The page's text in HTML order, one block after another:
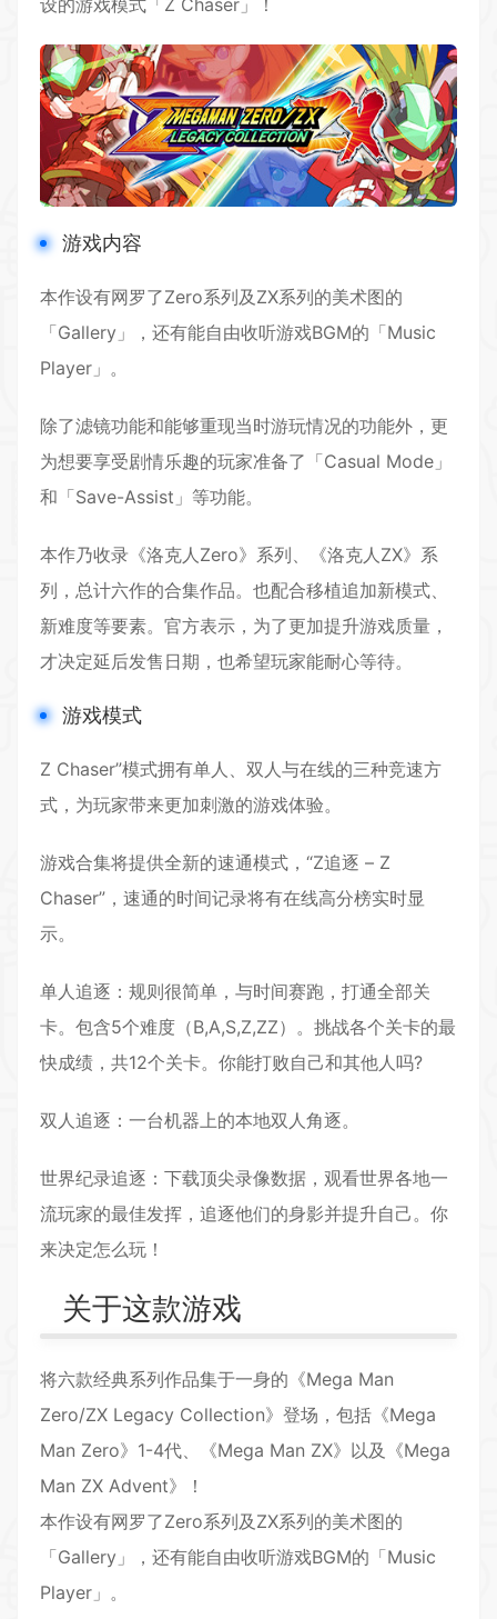
游戏内容
本作设有网罗了Zero系列及ZX系列的美术图的
「Gallery」，还有能自由收听游戏BGM的「Music
Player」。
除了滤镜功能和能够重现当时游玩情况的功能外，更
为想要享受剧情乐趣的玩家准备了「Casual Mode」
和「Save-Assist」等功能。
本作乃收录《洛克人Zero》系列、《洛克人ZX》系
列，总计六作的合集作品。也配合移植追加新模式、
新难度等要素。官方表示，为了更加提升游戏质量，
才决定延后发售日期，也希望玩家能耐心等待。
游戏模式
Z Chaser”模式拥有单人、双人与在线的三种竞速方
式，为玩家带来更加刺激的游戏体验。
游戏合集将提供全新的速通模式，“Z追逐 – Z
Chaser”，速通的时间记录将有在线高分榜实时显
示。
单人追逐：规则很简单，与时间赛跑，打通全部关
卡。包含5个难度（B,A,S,Z,ZZ）。挑战各个关卡的最
快成绩，共12个关卡。你能打败自己和其他人吗?
双人追逐：一台机器上的本地双人角逐。
世界纪录追逐：下载顶尖录像数据，观看世界各地一
流玩家的最佳发挥，追逐他们的身影并提升自己。你
来决定怎么玩！
关于这款游戏
将六款经典系列作品集于一身的《Mega Man
Zero/ZX Legacy Collection》登场，包括《Mega
Man Zero》1-4代、《Mega Man ZX》以及《Mega
Man ZX Advent》！
本作设有网罗了Zero系列及ZX系列的美术图的
「Gallery」，还有能自由收听游戏BGM的「Music
Player」。